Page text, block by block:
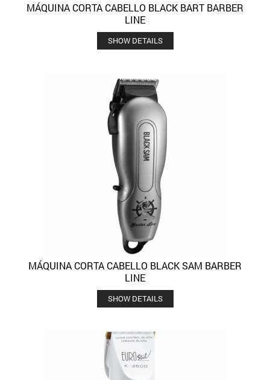
MÁQUINA CORTA CABELLO BLACK BART BARBER
LINE
SHOW DETAILS
MÁQUINA CORTA CABELLO BLACK SAM BARBER
LINE
SHOW DETAILS